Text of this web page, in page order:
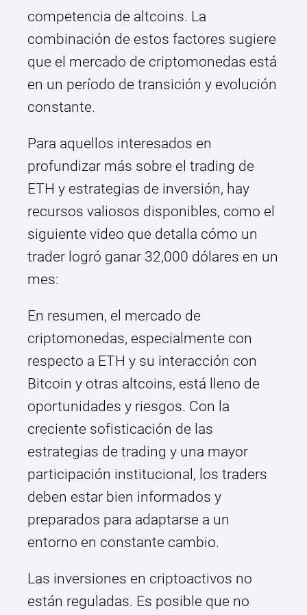
competencia de altcoins. La
combinación de estos factores sugiere
que el mercado de criptomonedas está
en un período de transición y evolución
constante.
Para aquellos interesados en
profundizar más sobre el trading de
ETH y estrategias de inversión, hay
recursos valiosos disponibles, como el
siguiente video que detalla cómo un
trader logró ganar 32,000 dólares en un
mes:
En resumen, el mercado de
criptomonedas, especialmente con
respecto a ETH y su interacción con
Bitcoin y otras altcoins, está lleno de
oportunidades y riesgos. Con la
creciente sofisticación de las
estrategias de trading y una mayor
participación institucional, los traders
deben estar bien informados y
preparados para adaptarse a un
entorno en constante cambio.
Las inversiones en criptoactivos no
están reguladas. Es posible que no